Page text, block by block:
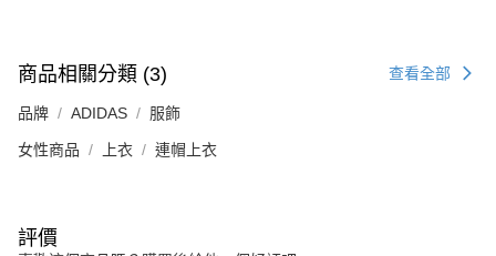
商品相關分類 (3) 查看全部
品牌 ADIDAS 服飾
女性商品 上衣 連帽上衣
評價